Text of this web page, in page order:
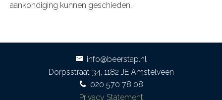
aankondiging kunnen geschieden.
info@beerstap.nl
Dorpsstraat 34, 1182 JE Amstelveen
020 570 78 08
Privacy Statement